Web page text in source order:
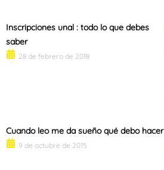
Inscripciones unal : todo lo que debes
saber
28 de febrero de 2018
Cuando leo me da sueño qué debo hacer
9 de octubre de 2015